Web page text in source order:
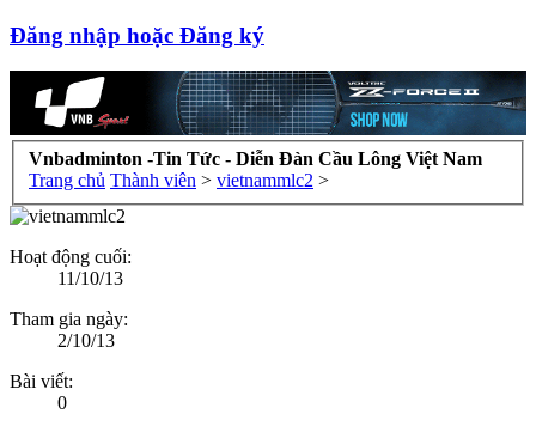
Đăng nhập hoặc Đăng ký
Vnbadminton -Tin Tức - Diễn Đàn Cầu Lông Việt Nam
Trang chủ Thành viên > vietnammlc2 >
Hoạt động cuối:
11/10/13
Tham gia ngày:
2/10/13
Bài viết:
0